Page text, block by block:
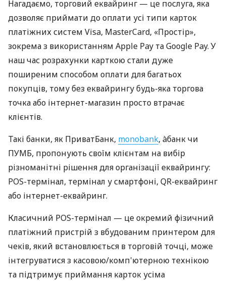
Нагадаємо, торговий еквайринг — це послуга, яка
дозволяє приймати до оплати усі типи карток
платіжних систем Visa, MasterCard, «Простір»,
зокрема з використанням Apple Pay та Google Pay. У
наш час розрахунки карткою стали дуже
поширеним способом оплати для багатьох
покупців, тому без еквайрингу будь-яка торгова
точка або інтернет-магазин просто втрачає
клієнтів.
Такі банки, як ПриватБанк, monobank, àбанк чи
ПУМБ, пропонують своїм клієнтам на вибір
різноманітні рішення для організації еквайрингу:
POS-термінал, термінал у смартфоні, QR-еквайринг
або інтернет-еквайринг.
Класичний POS-термінал — це окремий фізичний
платіжний пристрій з вбудованим принтером для
чеків, який встановлюється в торговій точці, може
інтегруватися з касовою/комп'ютерною технікою
та підтримує приймання карток усіма